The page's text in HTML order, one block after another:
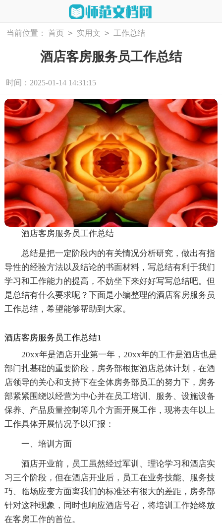
当前位置： 首页 > 实用文 > 工作总结
酒店客房服务员工作总结
时间：2025-01-14 14:31:15
酒店客房服务员工作总结
总结是把一定阶段内的有关情况分析研究，做出有指
导性的经验方法以及结论的书面材料，写总结有利于我们
学习和工作能力的提高，不妨坐下来好好写写总结吧。但
是总结有什么要求呢？下面是小编整理的酒店客房服务员
工作总结，希望能够帮助到大家。
酒店客房服务员工作总结1
20xx年是酒店开业第一年，20xx年的工作是酒店也是
部门扎基础的重要阶段，房务部根据酒店总体计划，在酒
店领导的关心和支持下在全体房务部员工的努力下，房务
部紧紧围绕以经营为中心并在员工培训、服务、设施设备
保养、产品质量控制等几个方面开展工作，现将去年以上
工作具体开展情况予以汇报：
一、培训方面
酒店开业前，员工虽然经过军训、理论学习和酒店实
习三个阶段，但在酒店开业后，员工在业务技能、服务技
巧、临场应变方面离我们的标准还有很大的差距，房务部
针对这种现象，同时也响应酒店号召，将培训工作始终放
在客房工作的首位。